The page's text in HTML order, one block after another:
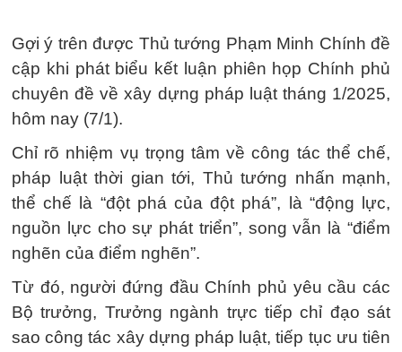
Gợi ý trên được Thủ tướng Phạm Minh Chính đề
cập khi phát biểu kết luận phiên họp Chính phủ
chuyên đề về xây dựng pháp luật tháng 1/2025,
hôm nay (7/1).
Chỉ rõ nhiệm vụ trọng tâm về công tác thể chế,
pháp luật thời gian tới, Thủ tướng nhấn mạnh,
thể chế là “đột phá của đột phá”, là “động lực,
nguồn lực cho sự phát triển”, song vẫn là “điểm
nghẽn của điểm nghẽn”.
Từ đó, người đứng đầu Chính phủ yêu cầu các
Bộ trưởng, Trưởng ngành trực tiếp chỉ đạo sát
sao công tác xây dựng pháp luật, tiếp tục ưu tiên